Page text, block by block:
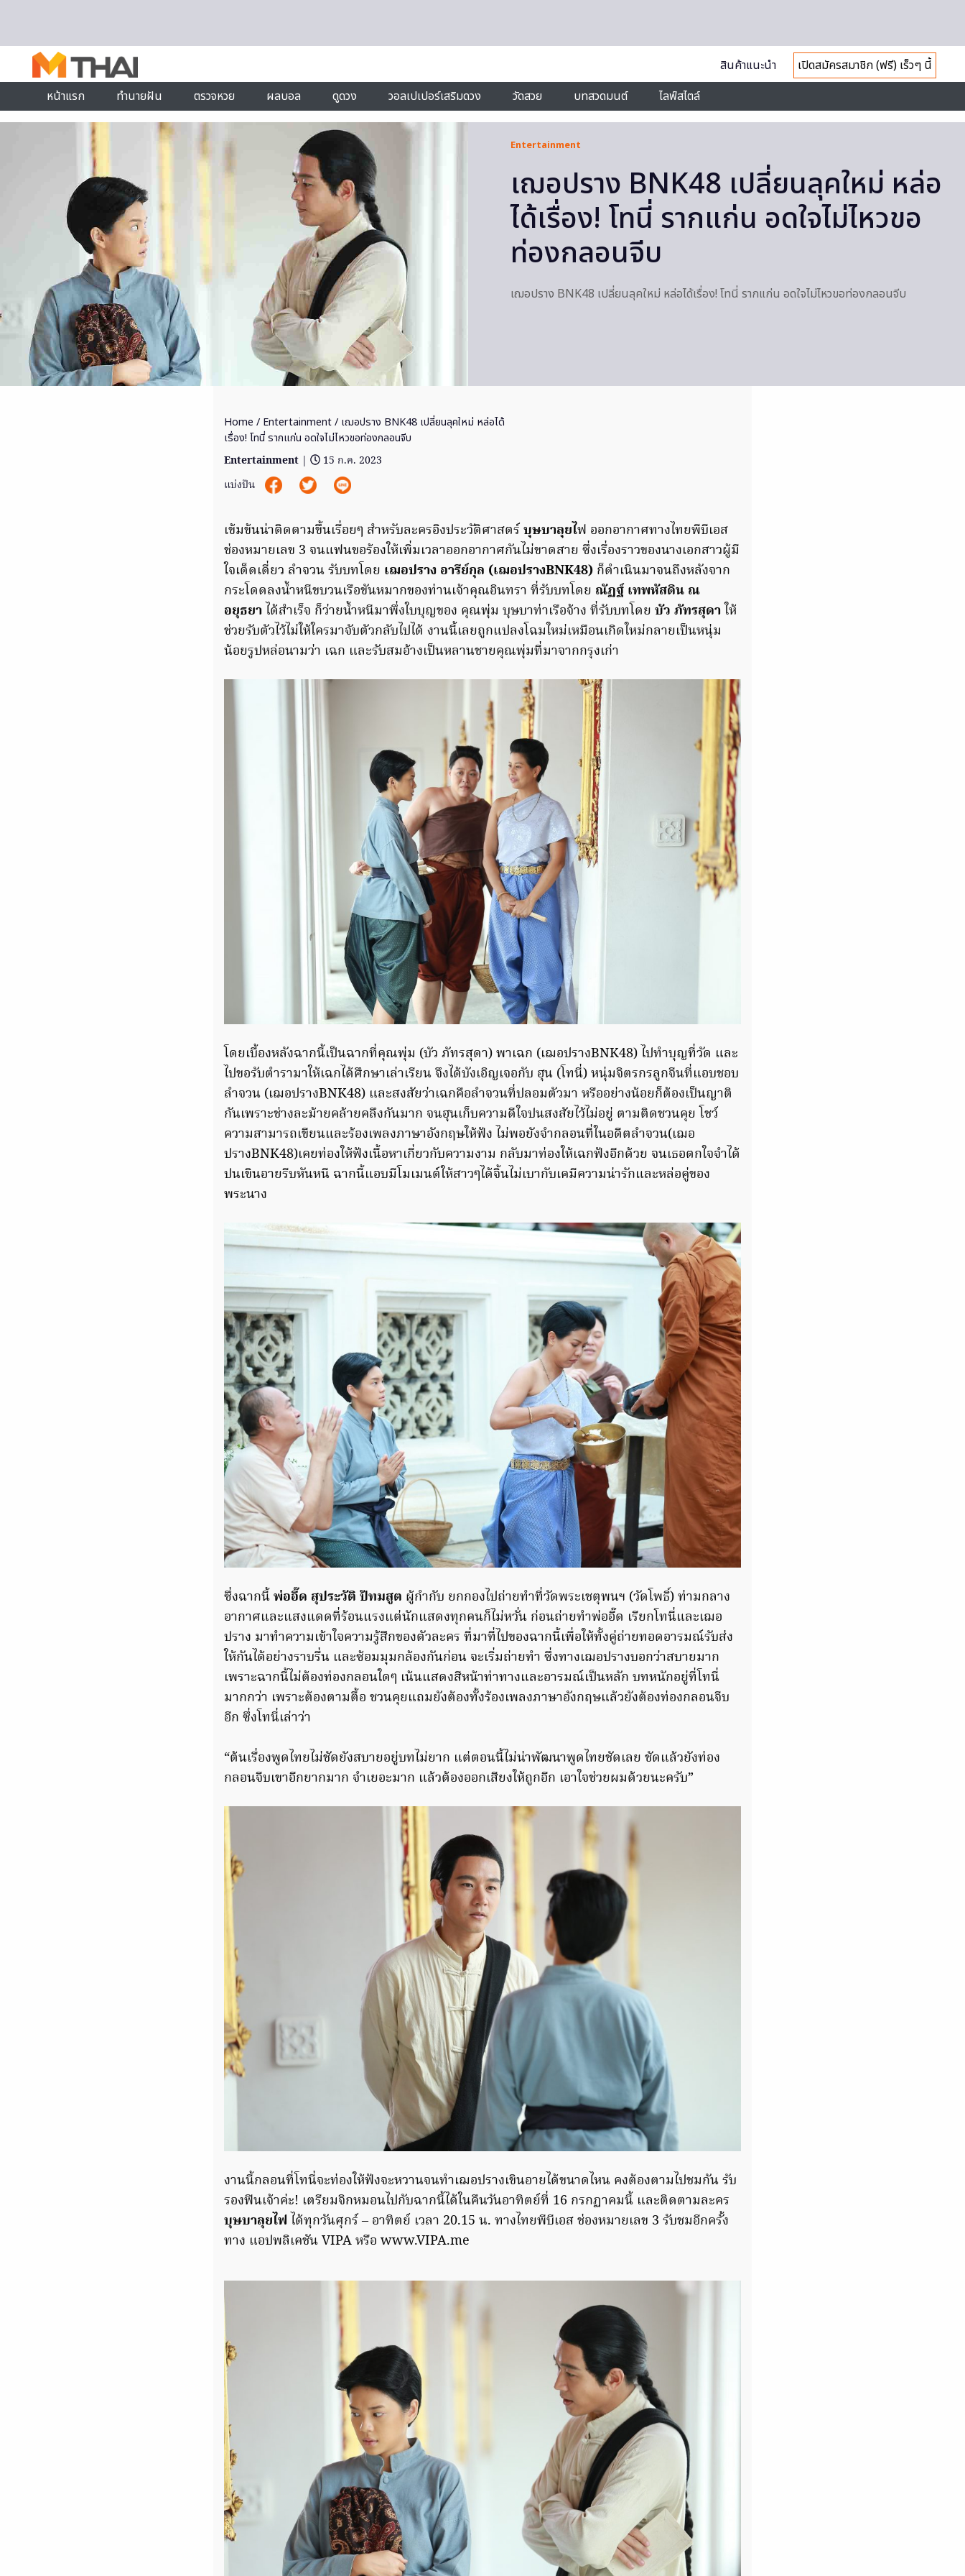
สินค้าแนะนำ
เปิดสมัครสมาชิก (ฟรี) เร็วๆ นี้
หน้าแรก
ทำนายฝัน ตรวจหวย ผลบอล ดูดวง วอลเปเปอร์เสริมดวง วัดสวย บทสวดมนต์ ไลฟ์สไตล์
Entertainment
เฌอปราง BNK48 เปลี่ยนลุคใหม่ หล่อ
ได้เรื่อง! โทนี่ รากแก่น อดใจไม่ไหวขอ
ท่องกลอนจีบ
เฌอปราง BNK48 เปลี่ยนลุคใหม่ หล่อได้เรื่อง! โทนี่ รากแก่น อดใจไม่ไหวขอท่องกลอนจีบ
Home / Entertainment/ เฌอปราง BNK48 เปลี่ยนลุคใหม่ หล่อได้
เรื่อง! โทนี่ รากแก่น อดใจไม่ไหวขอท่องกลอนจีบ
Entertainment |
15 ก.ค. 2023
แบ่งปัน
เข้มข้นน่าติดตามขึ้นเรื่อยๆ สำหรับละครอิงประวัติศาสตร์บุษบาลุยไฟ ออกอากาศทางไทยพีบีเอส
ช่องหมายเลข 3 จนแฟนขอร้องให้เพิ่มเวลาออกอากาศกันไม่ขาดสาย ซึ่งเรื่องราวของนางเอกสาวผู้มี
ใจเด็ดเดี่ยว ลำจวน รับบทโดย เฌอปราง อารีย์กุล (เฌอปรางBNK48) ก็ดำเนินมาจนถึงหลังจาก
กระโดดลงน้ำหนีขบวนเรือขันหมากของท่านเจ้าคุณอินทรา ที่รับบทโดย ณัฏฐ์ เทพหัสดิน ณ
อยุธยา ได้สำเร็จ ก็ว่ายน้ำหนีมาพึ่งใบบุญของ คุณพุ่ม บุษบาท่าเรือจ้าง ที่รับบทโดย บัว ภัทรสุดาให้
ช่วยรับตัวไว้ไม่ให้ใครมาจับตัวกลับไปได้ งานนี้เลยถูกแปลงโฉมใหม่เหมือนเกิดใหม่กลายเป็นหนุ่ม
น้อยรูปหล่อนามว่า เฉก และรับสมอ้างเป็นหลานชายคุณพุ่มที่มาจากกรุงเก่า
โดยเบื้องหลังฉากนี้เป็นฉากที่คุณพุ่ม (บัว ภัทรสุดา) พาเฉก (เฌอปรางBNK48) ไปทำบุญที่วัด และ
ไปขอรับตำรามาให้เฉกได้ศึกษาเล่าเรียน จึงได้บังเอิญเจอกับ ฮุน (โทนี่) หนุ่มจิตรกรลูกจีนที่แอบชอบ
ลำจวน (เฌอปรางBNK48) และสงสัยว่าเฉกคือลำจวนที่ปลอมตัวมา หรืออย่างน้อยก็ต้องเป็นญาติ
กันเพราะช่างละม้ายคล้ายคลึงกันมาก จนฮุนเก็บความดีใจปนสงสัยไว้ไม่อยู่ ตามติดชวนคุย โชว์
ความสามารถเขียนและร้องเพลงภาษาอังกฤษให้ฟัง ไม่พอยังจำกลอนที่ในอดีตลำจวน(เฌอ
ปรางBNK48)เคยท่องให้ฟังเนื้อหาเกี่ยวกับความงาม กลับมาท่องให้เฉกฟังอีกด้วย จนเธอตกใจจำได้
ปนเขินอายรีบหันหนี ฉากนี้แอบมีโมเมนต์ให้สาวๆได้จิ้นไม่เบากับเคมีความน่ารักและหล่อคู่ของ
พระนาง
ซึ่งฉากนี้พ่ออี๊ด สุประวัติ ปัทมสูต ผู้กำกับ ยกกองไปถ่ายทำที่วัดพระเชตุพนฯ (วัดโพธิ์) ท่ามกลาง
อากาศและแสงแดดที่ร้อนแรงแต่นักแสดงทุกคนก็ไม่หวั่น ก่อนถ่ายทำพ่ออี๊ด เรียกโทนี่และเฌอ
ปราง มาทำความเข้าใจความรู้สึกของตัวละคร ที่มาที่ไปของฉากนี้เพื่อให้ทั้งคู่ถ่ายทอดอารมณ์รับส่ง
ให้กันได้อย่างราบรื่น และซ้อมมุมกล้องกันก่อน จะเริ่มถ่ายทำ ซึ่งทางเฌอปรางบอกว่าสบายมาก
เพราะฉากนี้ไม่ต้องท่องกลอนใดๆ เน้นแสดงสีหน้าท่าทางและอารมณ์เป็นหลัก บทหนักอยู่ที่โทนี่
มากกว่า เพราะต้องตามตื้อ ชวนคุยแถมยังต้องทั้งร้องเพลงภาษาอังกฤษแล้วยังต้องท่องกลอนจีบ
อีก ซึ่งโทนี่เล่าว่า
“ต้นเรื่องพูดไทยไม่ชัดยังสบายอยู่บทไม่ยาก แต่ตอนนี้ไม่น่าพัฒนาพูดไทยชัดเลย ชัดแล้วยังท่อง
กลอนจีบเขาอีกยากมาก จำเยอะมาก แล้วต้องออกเสียงให้ถูกอีก เอาใจช่วยผมด้วยนะครับ”
งานนี้กลอนที่โทนี่จะท่องให้ฟังจะหวานจนทำเฌอปรางเขินอายได้ขนาดไหน คงต้องตามไปชมกัน รับ
รองฟินเจ้าค่ะ! เตรียมจิกหมอนไปกับฉากนี้ได้ในคืนวันอาทิตย์ที่ 16 กรกฏาคมนี้ และติดตามละคร
บุษบาลุยไฟ ได้ทุกวันศุกร์ – อาทิตย์ เวลา 20.15 น. ทางไทยพีบีเอส ช่องหมายเลข 3 รับชมอีกครั้ง
ทาง แอปพลิเคชัน VIPA หรือ www.VIPA.me